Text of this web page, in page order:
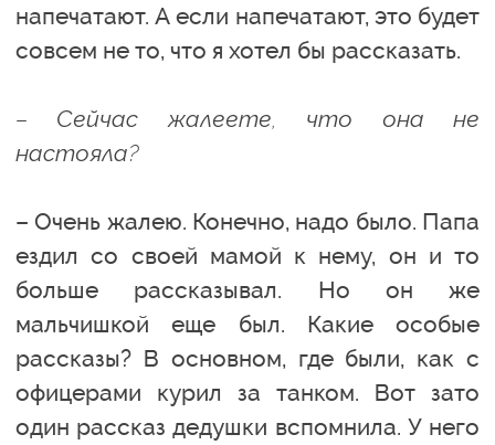
напечатают. А если напечатают, это будет
совсем не то, что я хотел бы рассказать.
– Сейчас жалеете, что она не
настояла?
– Очень жалею. Конечно, надо было. Папа
ездил со своей мамой к нему, он и то
больше рассказывал. Но он же
мальчишкой еще был. Какие особые
рассказы? В основном, где были, как с
офицерами курил за танком. Вот зато
один рассказ дедушки вспомнила. У него